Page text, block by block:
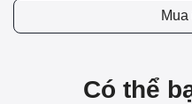
Có thể